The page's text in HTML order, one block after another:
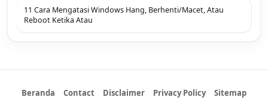
11 Cara Mengatasi Windows Hang, Berhenti/Macet, Atau
Reboot Ketika Atau
Beranda Contact Disclaimer Privacy Policy Sitemap